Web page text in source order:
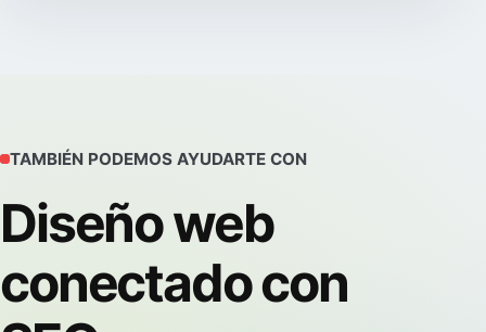
TAMBIÉN PODEMOS AYUDARTE CON
Diseño web
conectado con